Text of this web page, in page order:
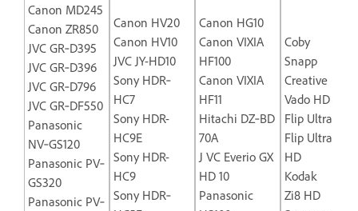
Canon MD245
Canon ZR850
JVC GR‐D395
JVC GR‐D396
JVC GR‐D796
JVC GR‐DF550
Panasonic
NV‐GS120
Panasonic PV‐
GS320
Panasonic PV‐
Canon HV20
Canon HV10
JVC JY-HD10
Sony HDR‐
HC7
Sony HDR-
HC9E
Sony HDR-
HC9
Sony HDR‐
Canon HG10
Canon VIXIA
HF100
Canon VIXIA
HF11
Hitachi DZ‐BD
70A
J VC Everio GX
HD 10
Panasonic
Coby
Snapp
Creative
Vado HD
Flip Ultra
Flip Ultra
HD
Kodak
Zi8 HD